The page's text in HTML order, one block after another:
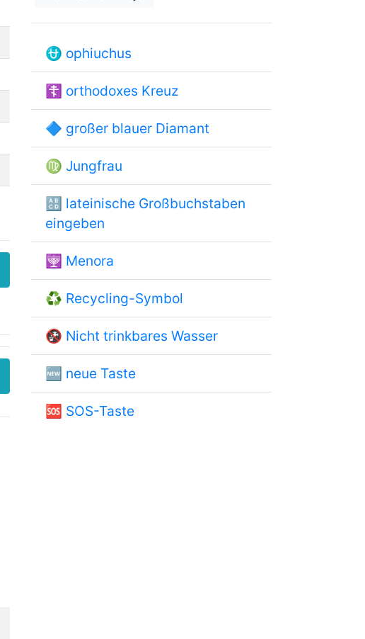
⛎ ophiuchus
☦ orthodoxes Kreuz
🔷 großer blauer Diamant
♍ Jungfrau
🔠 lateinische Großbuchstaben
eingeben
🕎 Menora
♻ Recycling-Symbol
🚱 Nicht trinkbares Wasser
🆕 neue Taste
🆘 SOS-Taste